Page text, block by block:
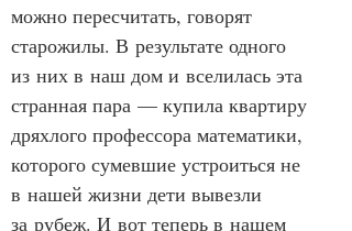
можно пересчитать, говорят
старожилы. В результате одного
из них в наш дом и вселилась эта
странная пара — купила квартиру
дряхлого профессора математики,
которого сумевшие устроиться не
в нашей жизни дети вывезли
за рубеж. И вот теперь в нашем